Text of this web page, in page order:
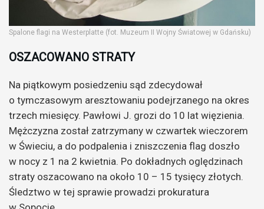
Spalone flagi na Westerplatte (fot. Muzeum II Wojny Światowej w Gdańsku)
OSZACOWANO STRATY
Na piątkowym posiedzeniu sąd zdecydował
o tymczasowym aresztowaniu podejrzanego na okres
trzech miesięcy. Pawłowi J. grozi do 10 lat więzienia.
Mężczyzna został zatrzymany w czwartek wieczorem
w Świeciu, a do podpalenia i zniszczenia flag doszło
w nocy z 1 na 2 kwietnia. Po dokładnych oględzinach
straty oszacowano na około 10 – 15 tysięcy złotych.
Śledztwo w tej sprawie prowadzi prokuratura